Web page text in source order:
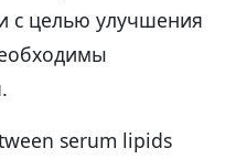
с целью улучшения
serum lipids